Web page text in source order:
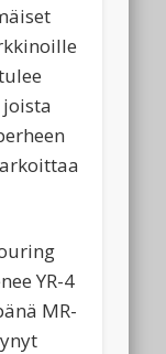
YR-4
MR-